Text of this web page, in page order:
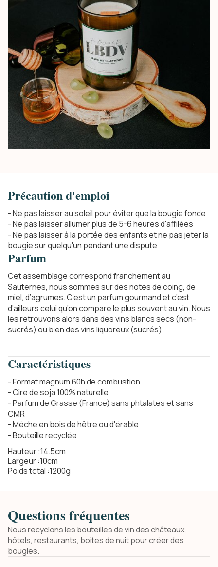
Précaution d'emploi
- Ne pas laisser au soleil pour éviter que la bougie fonde
- Ne pas laisser allumer plus de 5-6 heures d'affilées
- Ne pas laisser à la portée des enfants et ne pas jeter la
bougie sur quelqu'un pendant une dispute
Parfum
Cet assemblage correspond franchement au
Sauternes, nous sommes sur des notes de coing, de
miel, d’agrumes. C’est un parfum gourmand et c’est
d’ailleurs celui qu’on compare le plus souvent au vin. Nous
les retrouvons alors dans des vins blancs secs (non-
sucrés) ou bien des vins liquoreux (sucrés).
Caractéristiques
- Format magnum 60h de combustion
- Cire de soja 100% naturelle
- Parfum de Grasse (France) sans phtalates et sans
CMR
- Mèche en bois de hêtre ou d'érable
- Bouteille recyclée
Hauteur :14.5cm
Largeur :10cm
Poids total :1200g
Questions fréquentes
Nous recyclons les bouteilles de vin des châteaux,
hôtels, restaurants, boites de nuit pour créer des
bougies.